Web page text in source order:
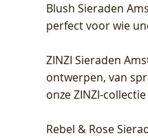
Blush Sieraden
perfect voor wie
ZINZI Sieraden
ontwerpen, van
onze ZINZI-
Rebel & Rose